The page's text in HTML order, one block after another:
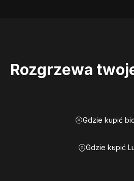
Rozgrzewa
Gdzie kupić
Gdzie kupić